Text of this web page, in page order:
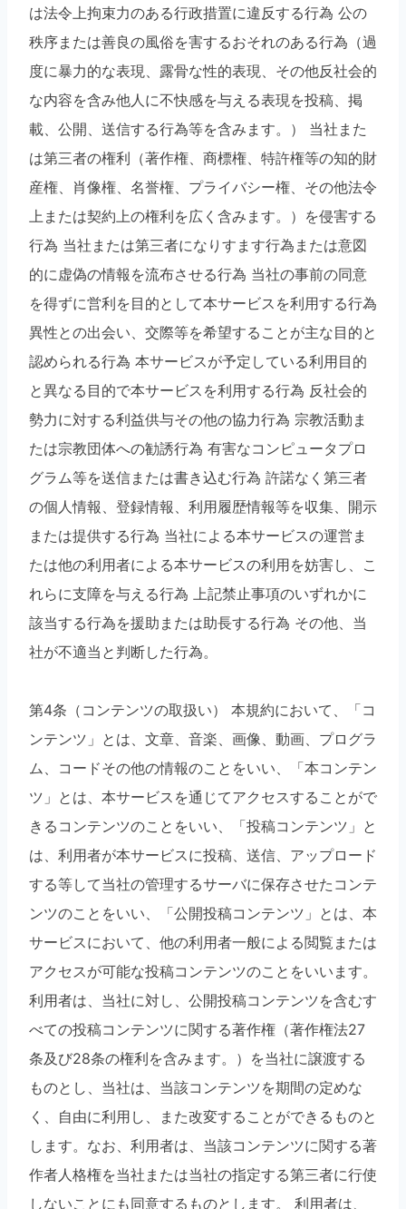
は法令上拘束力のある行政措置に違反する行為 公の
秩序または善良の風俗を害するおそれのある行為（過
度に暴力的な表現、露骨な性的表現、その他反社会的
な内容を含み他人に不快感を与える表現を投稿、掲
載、公開、送信する行為等を含みます。） 当社また
は第三者の権利（著作権、商標権、特許権等の知的財
産権、肖像権、名誉権、プライバシー権、その他法令
上または契約上の権利を広く含みます。）を侵害する
行為 当社または第三者になりすます行為または意図
的に虚偽の情報を流布させる行為 当社の事前の同意
を得ずに営利を目的として本サービスを利用する行為
異性との出会い、交際等を希望することが主な目的と
認められる行為 本サービスが予定している利用目的
と異なる目的で本サービスを利用する行為 反社会的
勢力に対する利益供与その他の協力行為 宗教活動ま
たは宗教団体への勧誘行為 有害なコンピュータプロ
グラム等を送信または書き込む行為 許諾なく第三者
の個人情報、登録情報、利用履歴情報等を収集、開示
または提供する行為 当社による本サービスの運営ま
たは他の利用者による本サービスの利用を妨害し、こ
れらに支障を与える行為 上記禁止事項のいずれかに
該当する行為を援助または助長する行為 その他、当
社が不適当と判断した行為。
第4条（コンテンツの取扱い） 本規約において、「コ
ンテンツ」とは、文章、音楽、画像、動画、プログラ
ム、コードその他の情報のことをいい、「本コンテン
ツ」とは、本サービスを通じてアクセスすることがで
きるコンテンツのことをいい、「投稿コンテンツ」と
は、利用者が本サービスに投稿、送信、アップロード
する等して当社の管理するサーバに保存させたコンテ
ンツのことをいい、「公開投稿コンテンツ」とは、本
サービスにおいて、他の利用者一般による閲覧または
アクセスが可能な投稿コンテンツのことをいいます。
利用者は、当社に対し、公開投稿コンテンツを含むす
べての投稿コンテンツに関する著作権（著作権法27
条及び28条の権利を含みます。）を当社に譲渡する
ものとし、当社は、当該コンテンツを期間の定めな
く、自由に利用し、また改変することができるものと
します。なお、利用者は、当該コンテンツに関する著
作者人格権を当社または当社の指定する第三者に行使
しないことにも同意するものとします。 利用者は、